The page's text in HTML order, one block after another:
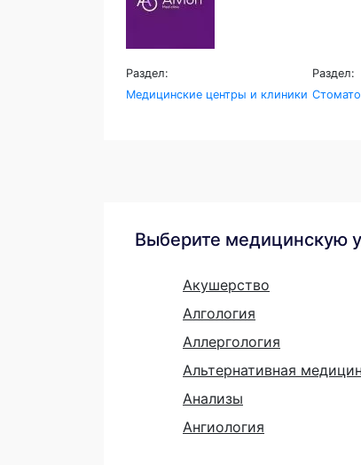
Раздел:
Медицинские центры и клиники
Раздел:
Выберите медицинскую
Акушерство
Алгология
Аллергология
Альтернативная
Анализы
Ангиология